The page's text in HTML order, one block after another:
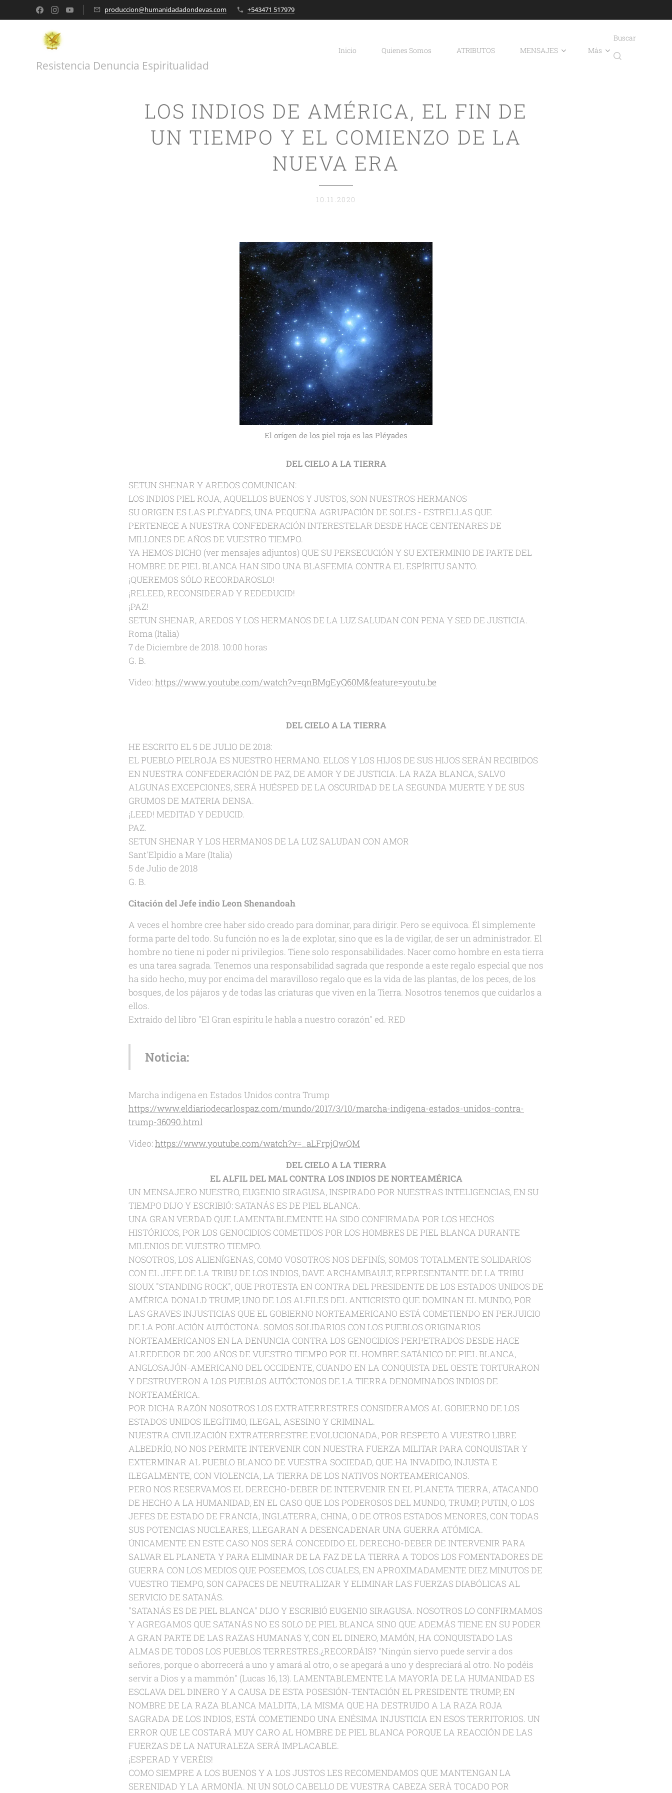
produccion@humanidadadondevas.com +543471 517979
Resistencia Denuncia Espiritualidad
Inicio Quienes Somos ATRIBUTOS MENSAJES Más
Buscar
LOS INDIOS DE AMÉRICA, EL FIN DE
UN TIEMPO Y EL COMIENZO DE LA
NUEVA ERA
10.11.2020
El orígen de los piel roja es las Pléyades
DEL CIELO A LA TIERRA
SETUN SHENAR Y AREDOS COMUNICAN:
LOS INDIOS PIEL ROJA, AQUELLOS BUENOS Y JUSTOS, SON NUESTROS HERMANOS
SU ORIGEN ES LAS PLÉYADES, UNA PEQUEÑA AGRUPACIÓN DE SOLES - ESTRELLAS QUE
PERTENECE A NUESTRA CONFEDERACIÓN INTERESTELAR DESDE HACE CENTENARES DE
MILLONES DE AÑOS DE VUESTRO TIEMPO.
YA HEMOS DICHO (ver mensajes adjuntos) QUE SU PERSECUCIÓN Y SU EXTERMINIO DE PARTE DEL
HOMBRE DE PIEL BLANCA HAN SIDO UNA BLASFEMIA CONTRA EL ESPÍRITU SANTO.
¡QUEREMOS SÓLO RECORDAROSLO!
¡RELEED, RECONSIDERAD Y REDEDUCID!
¡PAZ!
SETUN SHENAR, AREDOS Y LOS HERMANOS DE LA LUZ SALUDAN CON PENA Y SED DE JUSTICIA.
Roma (Italia)
7 de Diciembre de 2018. 10:00 horas
G. B.
Video:https://www.youtube.com/watch?v=qnBMgEyQ60M&feature=youtu.be
DEL CIELO A LA TIERRA
HE ESCRITO EL 5 DE JULIO DE 2018:
EL PUEBLO PIELROJA ES NUESTRO HERMANO. ELLOS Y LOS HIJOS DE SUS HIJOS SERÁN RECIBIDOS
EN NUESTRA CONFEDERACIÓN DE PAZ, DE AMOR Y DE JUSTICIA. LA RAZA BLANCA, SALVO
ALGUNAS EXCEPCIONES, SERÁ HUÉSPED DE LA OSCURIDAD DE LA SEGUNDA MUERTE Y DE SUS
GRUMOS DE MATERIA DENSA.
¡LEED! MEDITAD Y DEDUCID.
PAZ.
SETUN SHENAR Y LOS HERMANOS DE LA LUZ SALUDAN CON AMOR
Sant'Elpidio a Mare (Italia)
5 de Julio de 2018
G. B.
Citación del Jefe indio Leon Shenandoah
A veces el hombre cree haber sido creado para dominar, para dirigir. Pero se equivoca. Él simplemente
forma parte del todo. Su función no es la de explotar, sino que es la de vigilar, de ser un administrador. El
hombre no tiene ni poder ni privilegios. Tiene solo responsabilidades. Nacer como hombre en esta tierra
es una tarea sagrada. Tenemos una responsabilidad sagrada que responde a este regalo especial que nos
ha sido hecho, muy por encima del maravilloso regalo que es la vida de las plantas, de los peces, de los
bosques, de los pájaros y de todas las criaturas que viven en la Tierra. Nosotros tenemos que cuidarlos a
ellos.
Extraído del libro "El Gran espíritu le habla a nuestro corazón" ed. RED
Noticia:
Marcha indígena en Estados Unidos contra Trump
https://www.eldiariodecarlospaz.com/mundo/2017/3/10/marcha-indigena-estados-unidos-contra-
trump-36090.html
Video:https://www.youtube.com/watch?v=_aLFrpjQwQM
DEL CIELO A LA TIERRA
EL ALFIL DEL MAL CONTRA LOS INDIOS DE NORTEAMÉRICA
UN MENSAJERO NUESTRO, EUGENIO SIRAGUSA, INSPIRADO POR NUESTRAS INTELIGENCIAS, EN SU
TIEMPO DIJO Y ESCRIBIÓ: SATANÁS ES DE PIEL BLANCA.
UNA GRAN VERDAD QUE LAMENTABLEMENTE HA SIDO CONFIRMADA POR LOS HECHOS
HISTÓRICOS, POR LOS GENOCIDIOS COMETIDOS POR LOS HOMBRES DE PIEL BLANCA DURANTE
MILENIOS DE VUESTRO TIEMPO.
NOSOTROS, LOS ALIENÍGENAS, COMO VOSOTROS NOS DEFINÍS, SOMOS TOTALMENTE SOLIDARIOS
CON EL JEFE DE LA TRIBU DE LOS INDIOS, DAVE ARCHAMBAULT, REPRESENTANTE DE LA TRIBU
SIOUX "STANDING ROCK", QUE PROTESTA EN CONTRA DEL PRESIDENTE DE LOS ESTADOS UNIDOS DE
AMÉRICA DONALD TRUMP, UNO DE LOS ALFILES DEL ANTICRISTO QUE DOMINAN EL MUNDO, POR
LAS GRAVES INJUSTICIAS QUE EL GOBIERNO NORTEAMERICANO ESTÁ COMETIENDO EN PERJUICIO
DE LA POBLACIÓN AUTÓCTONA. SOMOS SOLIDARIOS CON LOS PUEBLOS ORIGINARIOS
NORTEAMERICANOS EN LA DENUNCIA CONTRA LOS GENOCIDIOS PERPETRADOS DESDE HACE
ALREDEDOR DE 200 AÑOS DE VUESTRO TIEMPO POR EL HOMBRE SATÁNICO DE PIEL BLANCA,
ANGLOSAJÓN-AMERICANO DEL OCCIDENTE, CUANDO EN LA CONQUISTA DEL OESTE TORTURARON
Y DESTRUYERON A LOS PUEBLOS AUTÓCTONOS DE LA TIERRA DENOMINADOS INDIOS DE
NORTEAMÉRICA.
POR DICHA RAZÓN NOSOTROS LOS EXTRATERRESTRES CONSIDERAMOS AL GOBIERNO DE LOS
ESTADOS UNIDOS ILEGÍTIMO, ILEGAL, ASESINO Y CRIMINAL.
NUESTRA CIVILIZACIÓN EXTRATERRESTRE EVOLUCIONADA, POR RESPETO A VUESTRO LIBRE
ALBEDRÍO, NO NOS PERMITE INTERVENIR CON NUESTRA FUERZA MILITAR PARA CONQUISTAR Y
EXTERMINAR AL PUEBLO BLANCO DE VUESTRA SOCIEDAD, QUE HA INVADIDO, INJUSTA E
ILEGALMENTE, CON VIOLENCIA, LA TIERRA DE LOS NATIVOS NORTEAMERICANOS.
PERO NOS RESERVAMOS EL DERECHO-DEBER DE INTERVENIR EN EL PLANETA TIERRA, ATACANDO
DE HECHO A LA HUMANIDAD, EN EL CASO QUE LOS PODEROSOS DEL MUNDO, TRUMP, PUTIN, O LOS
JEFES DE ESTADO DE FRANCIA, INGLATERRA, CHINA, O DE OTROS ESTADOS MENORES, CON TODAS
SUS POTENCIAS NUCLEARES, LLEGARAN A DESENCADENAR UNA GUERRA ATÓMICA.
ÚNICAMENTE EN ESTE CASO NOS SERÁ CONCEDIDO EL DERECHO-DEBER DE INTERVENIR PARA
SALVAR EL PLANETA Y PARA ELIMINAR DE LA FAZ DE LA TIERRA A TODOS LOS FOMENTADORES DE
GUERRA CON LOS MEDIOS QUE POSEEMOS, LOS CUALES, EN APROXIMADAMENTE DIEZ MINUTOS DE
VUESTRO TIEMPO, SON CAPACES DE NEUTRALIZAR Y ELIMINAR LAS FUERZAS DIABÓLICAS AL
SERVICIO DE SATANÁS.
"SATANÁS ES DE PIEL BLANCA" DIJO Y ESCRIBIÓ EUGENIO SIRAGUSA. NOSOTROS LO CONFIRMAMOS
Y AGREGAMOS QUE SATANÁS NO ES SOLO DE PIEL BLANCA SINO QUE ADEMÁS TIENE EN SU PODER
A GRAN PARTE DE LAS RAZAS HUMANAS Y, CON EL DINERO, MAMÓN, HA CONQUISTADO LAS
ALMAS DE TODOS LOS PUEBLOS TERRESTRES.¿RECORDÁIS? "Ningún siervo puede servir a dos
señores, porque o aborrecerá a uno y amará al otro, o se apegará a uno y despreciará al otro. No podéis
servir a Dios y a mammón" (Lucas 16, 13). LAMENTABLEMENTE LA MAYORÍA DE LA HUMANIDAD ES
ESCLAVA DEL DINERO Y A CAUSA DE ESTA POSESIÓN-TENTACIÓN EL PRESIDENTE TRUMP, EN
NOMBRE DE LA RAZA BLANCA MALDITA, LA MISMA QUE HA DESTRUIDO A LA RAZA ROJA
SAGRADA DE LOS INDIOS, ESTÁ COMETIENDO UNA ENÉSIMA INJUSTICIA EN ESOS TERRITORIOS. UN
ERROR QUE LE COSTARÁ MUY CARO AL HOMBRE DE PIEL BLANCA PORQUE LA REACCIÓN DE LAS
FUERZAS DE LA NATURALEZA SERÁ IMPLACABLE.
¡ESPERAD Y VERÉIS!
COMO SIEMPRE A LOS BUENOS Y A LOS JUSTOS LES RECOMENDAMOS QUE MANTENGAN LA
SERENIDAD Y LA ARMONÍA. NI UN SOLO CABELLO DE VUESTRA CABEZA SERÀ TOCADO POR